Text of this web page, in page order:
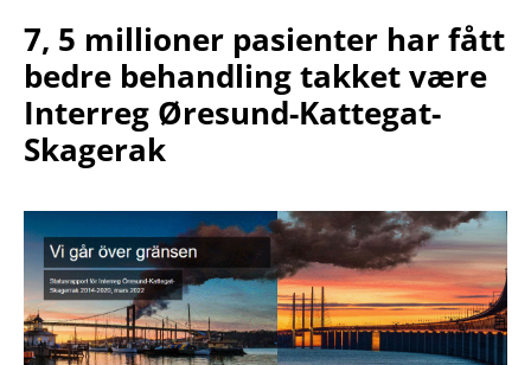
7, 5 millioner pasienter har fått
bedre behandling takket være
Interreg Øresund-Kattegat-
Skagerak